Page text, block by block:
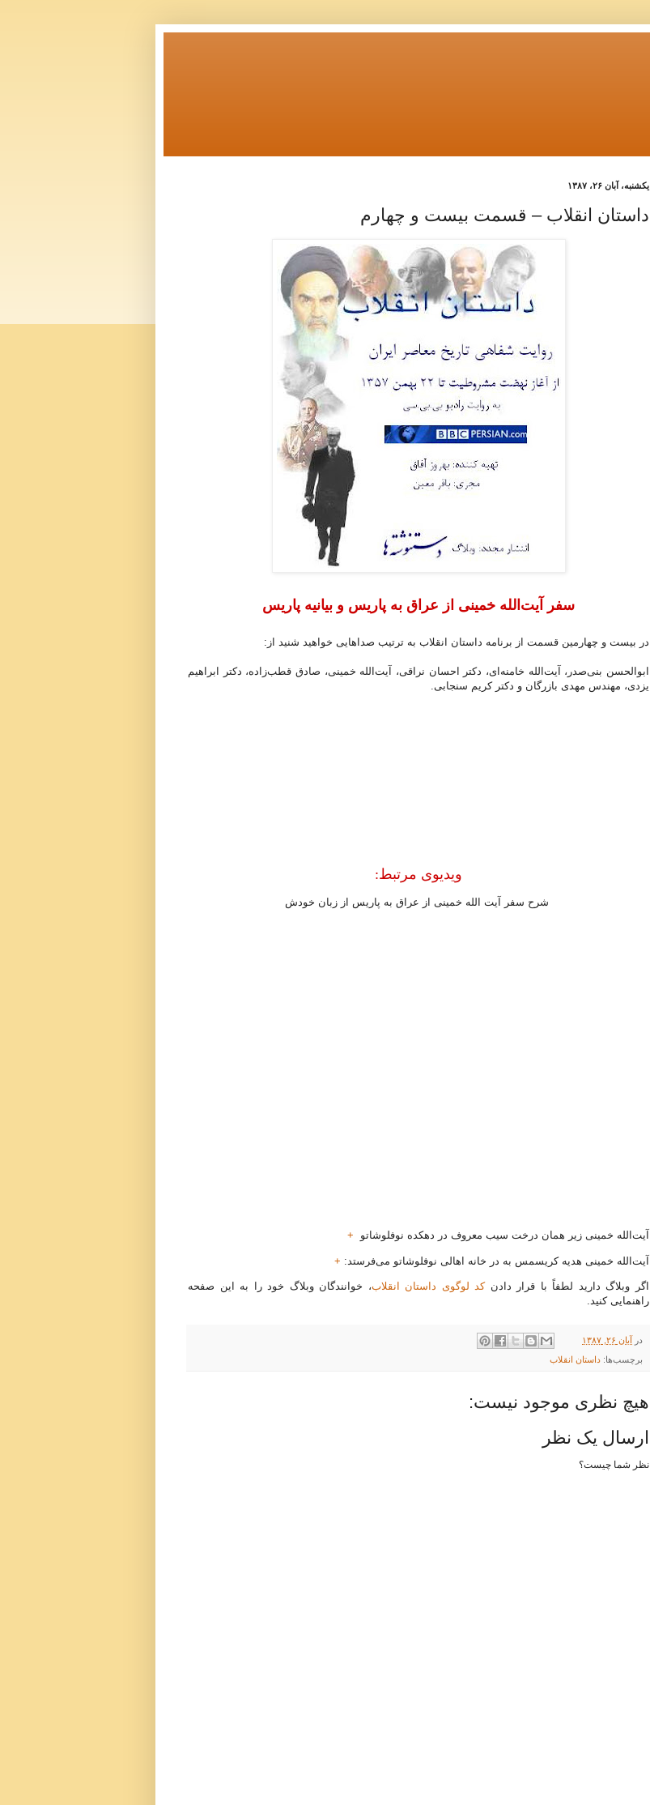
یکشنبه، آبان ۲۶، ۱۳۸۷
داستان انقلاب – قسمت بیست و چهارم
سفر آیت‌الله خمینی از عراق به پاریس و بیانیه پاریس
در بیست و چهارمین قسمت از برنامه داستان انقلاب به ترتیب صداهایی خواهید شنید از:
ابوالحسن بنی‌صدر، آیت‌الله خامنه‌ای، دکتر احسان نراقی، آیت‌الله خمینی، صادق قطب‌زاده، دکتر ابراهیم
یزدی، مهندس مهدی بازرگان و دکتر کریم سنجابی.
ویدیوی مرتبط:
شرح سفر آیت الله خمینی از عراق به پاریس از زبان خودش
آیت‌الله خمینی زیر همان درخت سیب معروف در دهکده نوفلوشاتو +
آیت‌الله خمینی هدیه کریسمس به در خانه اهالی نوفلوشاتو می‌فرستد: +
اگر وبلاگ دارید لطفاً با قرار دادنکد لوگوی داستان انقلاب، خوانندگان وبلاگ خود را به این صفحه
راهنمایی کنید.
در آبان ۲۶, ۱۳۸۷
برچسب‌ها: داستان انقلاب
هیچ نظری موجود نیست:
ارسال یک نظر
نظر شما چیست؟